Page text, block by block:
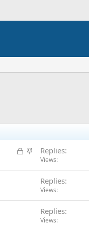
L
c
d
S
i
y
Replies
Views
Replies
Views
Replies
Views